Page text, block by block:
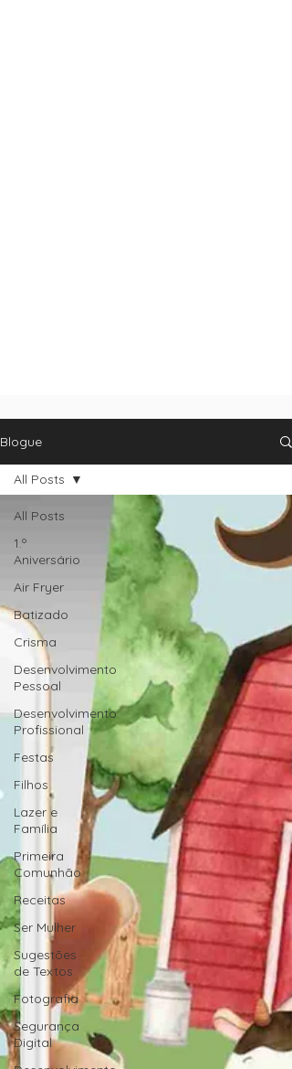
Blogue
All Posts
1.º
Aniversário
Air Fryer
Batizado
Crisma
Desenvolvimento
Pessoal
Desenvolvimento
Profissional
Festas
Filhos
Lazer e
Família
Primeira
Comunhão
Receitas
Ser Mulher
Sugestões
de Textos
Fotografia
Segurança
Digital
All Posts